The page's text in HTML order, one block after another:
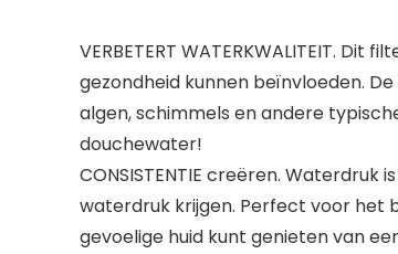
VERBETERT WATERKWALITEIT.
gezondheid kunnen beïnvloeden.
algen, schimmels en andere
douchewater!
CONSISTENTIE creëren.
waterdruk krijgen. Perfect voor het
gevoelige huid kunt genieten van